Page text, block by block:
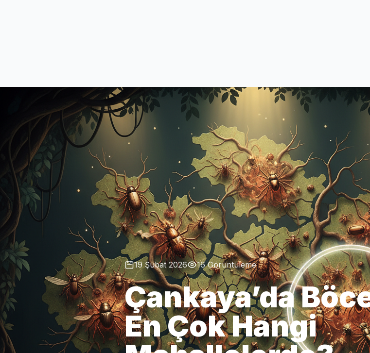
19 Şubat 2026 16 Görüntüleme
Çankaya’da
En Çok Hangi